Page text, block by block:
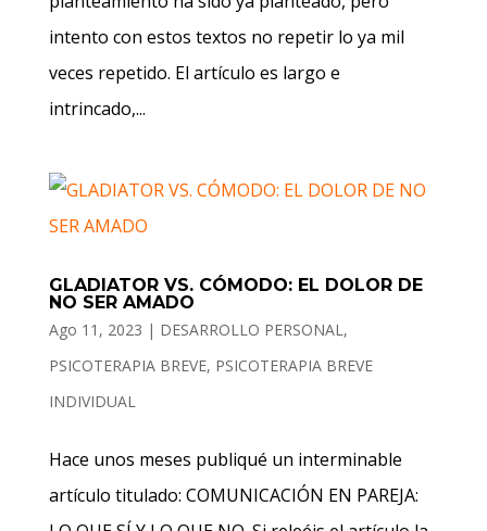
intento con estos textos no repetir lo ya mil
veces repetido. El artículo es largo e
intrincado,...
GLADIATOR VS. CÓMODO: EL DOLOR DE
NO SER AMADO
Ago 11, 2023 | DESARROLLO PERSONAL,
PSICOTERAPIA BREVE, PSICOTERAPIA BREVE
INDIVIDUAL
Hace unos meses publiqué un interminable
artículo titulado: COMUNICACIÓN EN PAREJA: